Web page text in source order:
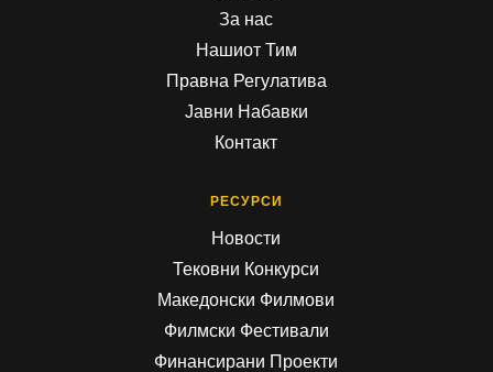
За нас
Нашиот Тим
Правна Регулатива
Јавни Набавки
Контакт
РЕСУРСИ
Новости
Тековни Конкурси
Македонски Филмови
Филмски Фестивали
Финансирани Проекти